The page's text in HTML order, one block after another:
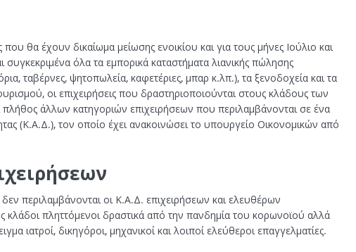
που θα έχουν δικαίωμα μείωσης ενοικίου και για τους μήνες Ιούλιο και
όλα τα εμπορικά καταστήματα λιανικής πώλησης
ταβέρνες, ψητοπωλεία, καφετέριες, μπαρ κ.λπ.), τα ξενοδοχεία και τα
οι επιχειρήσεις που δραστηριοποιούνται στους κλάδους των
άλλων κατηγοριών επιχειρήσεων που περιλαμβάνονται σε ένα
(Κ.Α.Δ.), τον οποίο έχει ανακοινώσει το υπουργείο Οικονομικών από
περιλαμβάνονται οι Κ.Α.Δ. επιχειρήσεων και ελευθέρων
κλάδοι πληττόμενοι δραστικά από την πανδημία του κορωνοϊού αλλά
ιατροί, δικηγόροι, μηχανικοί και λοιποί ελεύθεροι επαγγελματίες.